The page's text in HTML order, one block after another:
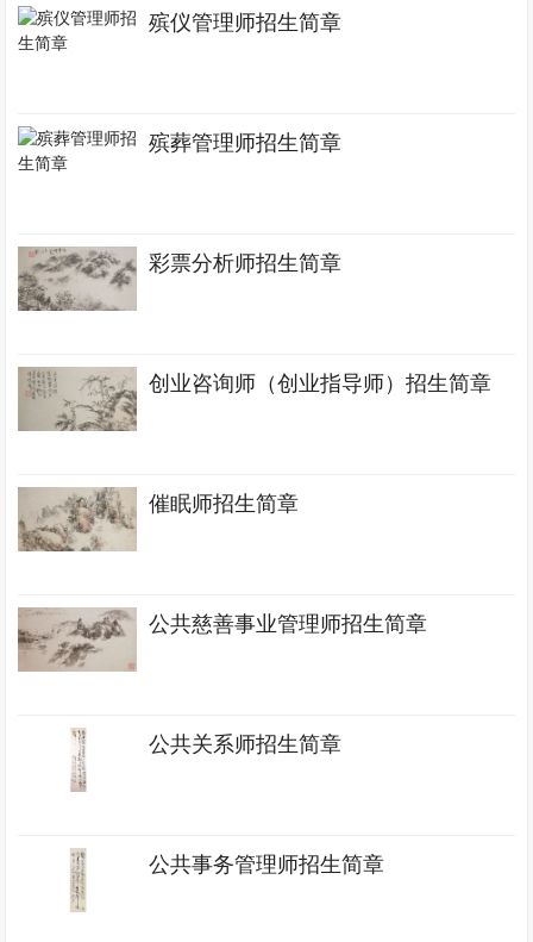
殡仪管理师招生简章
殡葬管理师招生简章
彩票分析师招生简章
创业咨询师（创业指导师）招生简章
催眠师招生简章
公共慈善事业管理师招生简章
公共关系师招生简章
公共事务管理师招生简章